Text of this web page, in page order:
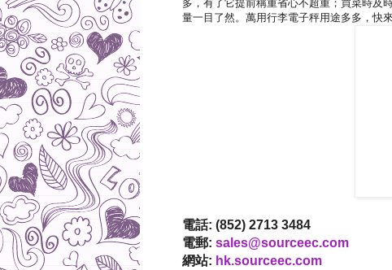
多，有了它提前稱重省心不超重；買菜時及
量一目了然。萬用行李電子秤用途多多，快
電話: (852) 2713 3484
電郵: sales@sourceec.com
網站: hk.sourceec.com